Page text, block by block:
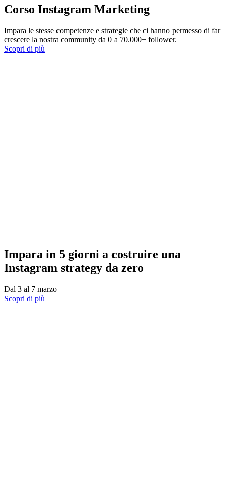
Corso Instagram Marketing
Impara le stesse competenze e strategie che ci hanno permesso di far
crescere la nostra community da 0 a 70.000+ follower.
Scopri di più
Impara in 5 giorni a costruire una
Instagram strategy da zero
Dal 3 al 7 marzo
Scopri di più